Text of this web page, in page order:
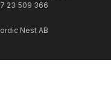
23 509 366
Nest AB